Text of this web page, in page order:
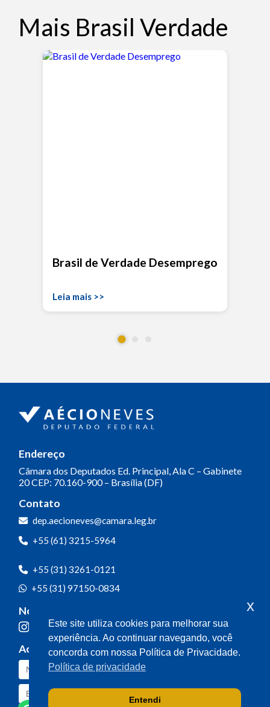
Mais Brasil Verdade
Brasil de Verdade Desemprego
Leia mais >>
Endereço
Câmara dos Deputados Ed. Principal, Ala C – Gabinete
20CEP: 70.160-900 – Brasília (DF)
Contato
dep.aecioneves@camara.leg.br
+55 (61) 3215-5964
+55 (31) 3261-0121
+55 (31) 97150-0834
Nossas redes
Acompanhe o meu mandato
Este site utiliza cookies para melhorar sua
experiência. Ao continuar navegando, você
concorda com nossa Política de Privacidade.
Política de privacidade
Entendi
x